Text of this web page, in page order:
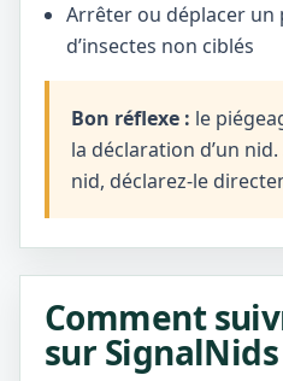
Arrêter ou déplacer un
d’insectes non ciblés
Bon réflexe : le
la déclaration d’un
nid, déclarez-le
Comment
sur